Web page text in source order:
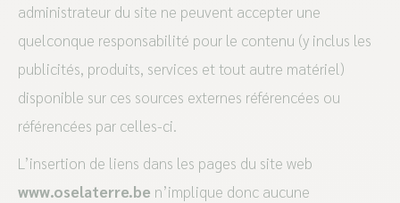
administrateur du site ne peuvent accepter une
quelconque responsabilité pour le contenu (y inclus les
publicités, produits, services et tout autre matériel)
disponible sur ces sources externes référencées ou
référencées par celles-ci.
L’insertion de liens dans les pages du site web
www.oselaterre.be n’implique donc aucune